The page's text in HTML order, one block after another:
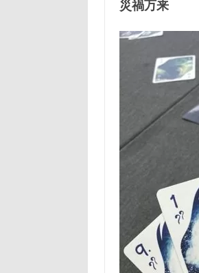
災禍万来